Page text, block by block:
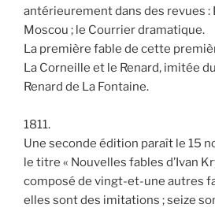
antérieurement dans des revues :
Moscou ; le Courrier dramatique.
La première fable de cette
La Corneille et le Renard, imitée
Renard de La Fontaine.
1811.
Une seconde édition paraît le 15
le titre « Nouvelles fables d’Ivan
composé de vingt-et-une autres
elles sont des imitations ; seize